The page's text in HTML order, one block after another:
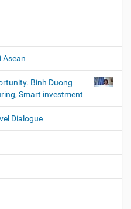
Asean
Binh Duong
Smart investment
Dialogue